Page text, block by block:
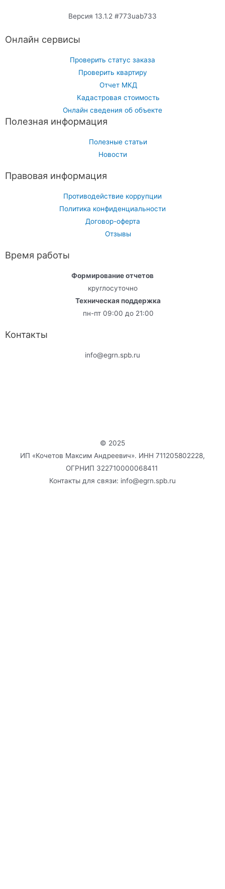
Версия 13.1.2 #773uab733
Онлайн сервисы
Проверить статус заказа
Проверить квартиру
Отчет МКД
Кадастровая стоимость
Онлайн сведения об объекте
Полезная информация
Полезные статьи
Новости
Правовая информация
Противодействие коррупции
Политика конфиденциальности
Договор-оферта
Отзывы
Время работы
Формирование отчетов
круглосуточно
Техническая поддержка
пн-пт 09:00 до 21:00
Контакты
info@egrn.spb.ru
© 2025
ИП «Кочетов Максим Андреевич». ИНН 711205802228,
ОГРНИП 322710000068411
Контакты для связи: info@egrn.spb.ru